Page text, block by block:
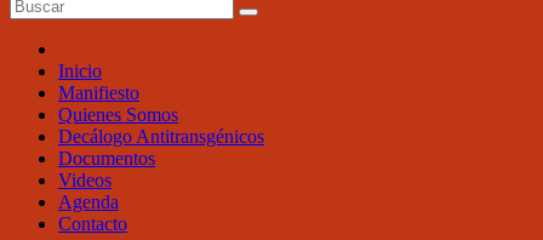
Inicio
Manifiesto
Quienes Somos
Decálogo Antitransgénicos
Documentos
Videos
Agenda
Contacto